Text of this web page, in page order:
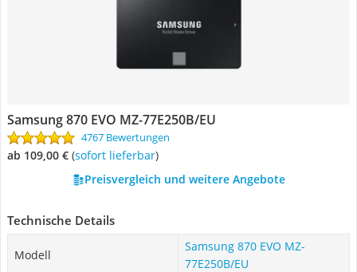
Samsung 870 EVO MZ-77E250B/EU
4767 Bewertungen
ab 109,00 € ( Sofort lieferbar)
Preisvergleich und weitere Angebote
Technische Details
Modell
Samsung 870 EVO MZ-
77E250B/EU